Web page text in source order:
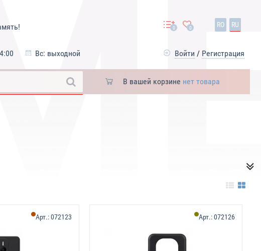
Вс: выходной
0 0 RO RU
Войти / Регистрация
В вашей корзине нет товара
Арт.:072123 Арт.:072126